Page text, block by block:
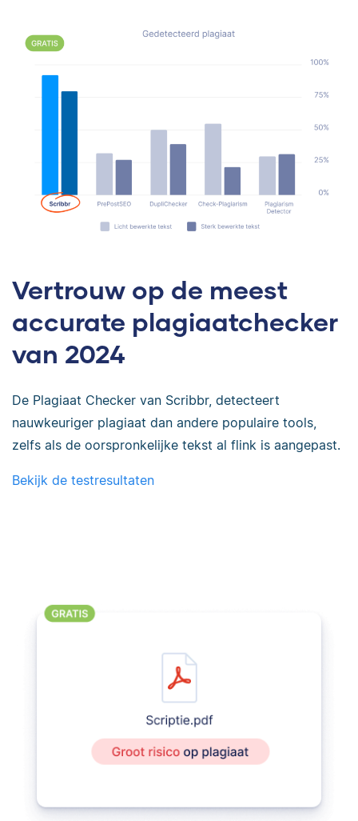
Vertrouw op de meest
accurate plagiaatchecker
van 2024
De Plagiaat Checker van Scribbr, detecteert
nauwkeuriger plagiaat dan andere populaire tools,
zelfs als de oorspronkelijke tekst al flink is aangepast.
Bekijk de testresultaten